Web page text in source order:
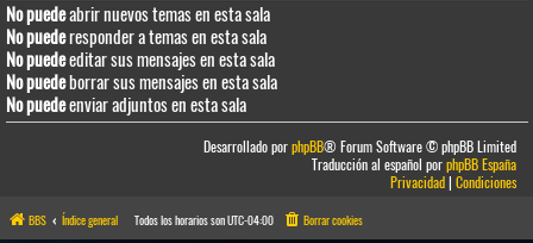
No puedeabrir nuevos temas en esta sala
No puederesponder a temas en esta sala
No puedeeditar sus mensajes en esta sala
No puedeborrar sus mensajes en esta sala
No puedeenviar adjuntos en esta sala
Desarrollado porphpBB® Forum Software © phpBB Limited
Traducción al español porphpBB España
Privacidad|Condiciones
BBS Índice general Todos los horarios sonUTC-04:00 Borrar cookies